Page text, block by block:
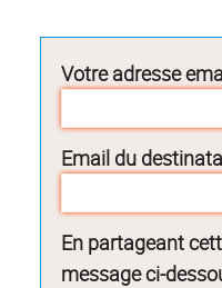
Votre adresse
Email du
En partageant
message ci-